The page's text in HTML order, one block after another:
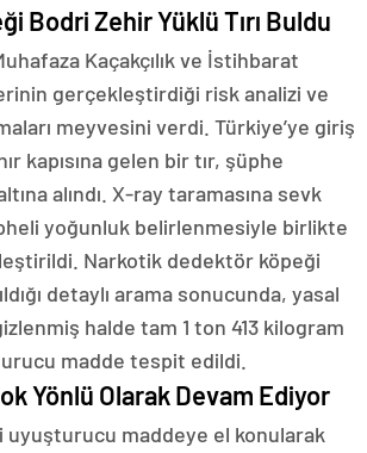
Bodri Zehir Yüklü Tırı Buldu
Kaçakçılık ve İstihbarat
gerçekleştirdiği risk analizi ve
meyvesini verdi. Türkiye’ye giriş
kapısına gelen bir tır, şüphe
alındı. X-ray taramasına sevk
yoğunluk belirlenmesiyle birlikte
Narkotik dedektör köpeği
detaylı arama sonucunda, yasal
halde tam 1 ton 413 kilogram
madde tespit edildi.
Yönlü Olarak Devam Ediyor
uyuşturucu maddeye el konularak